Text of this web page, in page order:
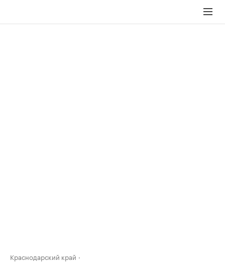
Краснодарский край